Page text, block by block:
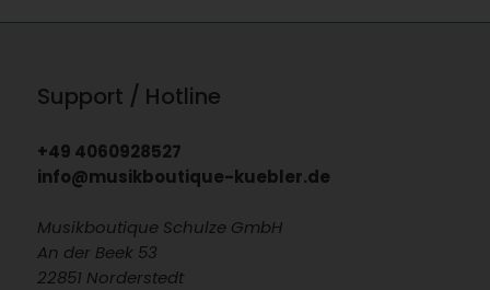
Support / Hotline
+49 4060928527
info@musikboutique-kuebler.de
Musikboutique Schulze GmbH
An der Beek 53
22851 Norderstedt